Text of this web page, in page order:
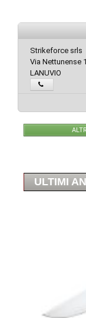
Strikeforce srls
Via Nettunense
LANUVIO
ULTIMI